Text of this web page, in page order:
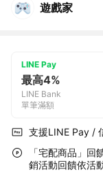
遊戲家
LINE Pay
最高4%
LINE Bank
單筆滿額
支援LINE Pay /
「宅配商品」
銷活動回饋依活